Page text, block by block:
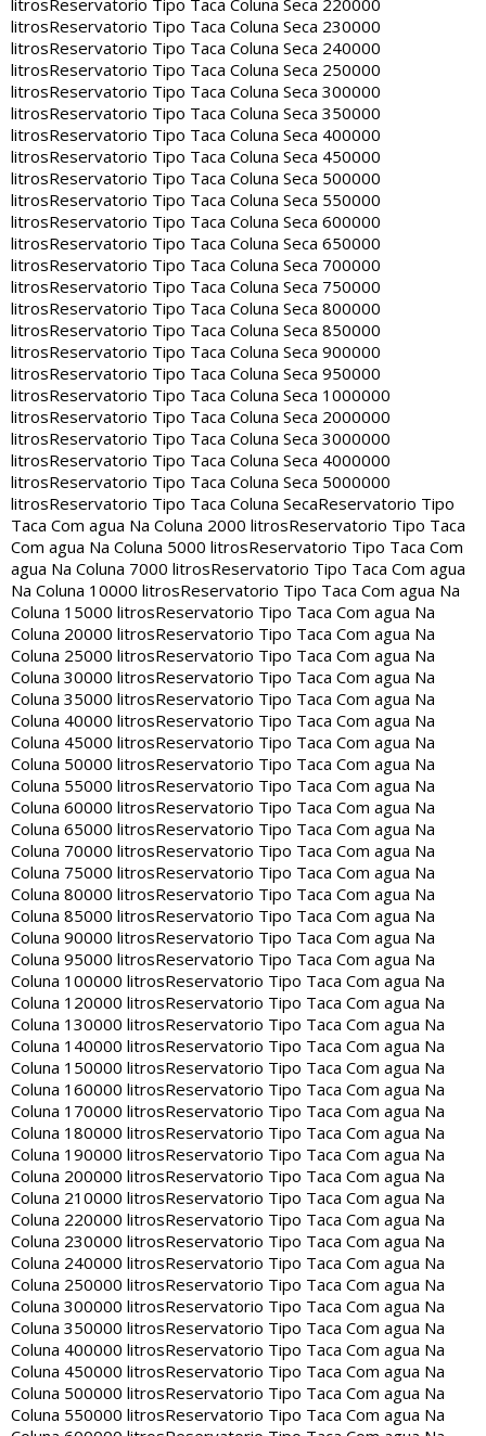
litrosReservatorio Tipo Taca Coluna Seca 220000
litrosReservatorio Tipo Taca Coluna Seca 230000
litrosReservatorio Tipo Taca Coluna Seca 240000
litrosReservatorio Tipo Taca Coluna Seca 250000
litrosReservatorio Tipo Taca Coluna Seca 300000
litrosReservatorio Tipo Taca Coluna Seca 350000
litrosReservatorio Tipo Taca Coluna Seca 400000
litrosReservatorio Tipo Taca Coluna Seca 450000
litrosReservatorio Tipo Taca Coluna Seca 500000
litrosReservatorio Tipo Taca Coluna Seca 550000
litrosReservatorio Tipo Taca Coluna Seca 600000
litrosReservatorio Tipo Taca Coluna Seca 650000
litrosReservatorio Tipo Taca Coluna Seca 700000
litrosReservatorio Tipo Taca Coluna Seca 750000
litrosReservatorio Tipo Taca Coluna Seca 800000
litrosReservatorio Tipo Taca Coluna Seca 850000
litrosReservatorio Tipo Taca Coluna Seca 900000
litrosReservatorio Tipo Taca Coluna Seca 950000
litrosReservatorio Tipo Taca Coluna Seca 1000000
litrosReservatorio Tipo Taca Coluna Seca 2000000
litrosReservatorio Tipo Taca Coluna Seca 3000000
litrosReservatorio Tipo Taca Coluna Seca 4000000
litrosReservatorio Tipo Taca Coluna Seca 5000000
litrosReservatorio Tipo Taca Coluna SecaReservatorio Tipo
Taca Com agua Na Coluna 2000 litrosReservatorio Tipo Taca
Com agua Na Coluna 5000 litrosReservatorio Tipo Taca Com
agua Na Coluna 7000 litrosReservatorio Tipo Taca Com agua
Na Coluna 10000 litrosReservatorio Tipo Taca Com agua Na
Coluna 15000 litrosReservatorio Tipo Taca Com agua Na
Coluna 20000 litrosReservatorio Tipo Taca Com agua Na
Coluna 25000 litrosReservatorio Tipo Taca Com agua Na
Coluna 30000 litrosReservatorio Tipo Taca Com agua Na
Coluna 35000 litrosReservatorio Tipo Taca Com agua Na
Coluna 40000 litrosReservatorio Tipo Taca Com agua Na
Coluna 45000 litrosReservatorio Tipo Taca Com agua Na
Coluna 50000 litrosReservatorio Tipo Taca Com agua Na
Coluna 55000 litrosReservatorio Tipo Taca Com agua Na
Coluna 60000 litrosReservatorio Tipo Taca Com agua Na
Coluna 65000 litrosReservatorio Tipo Taca Com agua Na
Coluna 70000 litrosReservatorio Tipo Taca Com agua Na
Coluna 75000 litrosReservatorio Tipo Taca Com agua Na
Coluna 80000 litrosReservatorio Tipo Taca Com agua Na
Coluna 85000 litrosReservatorio Tipo Taca Com agua Na
Coluna 90000 litrosReservatorio Tipo Taca Com agua Na
Coluna 95000 litrosReservatorio Tipo Taca Com agua Na
Coluna 100000 litrosReservatorio Tipo Taca Com agua Na
Coluna 120000 litrosReservatorio Tipo Taca Com agua Na
Coluna 130000 litrosReservatorio Tipo Taca Com agua Na
Coluna 140000 litrosReservatorio Tipo Taca Com agua Na
Coluna 150000 litrosReservatorio Tipo Taca Com agua Na
Coluna 160000 litrosReservatorio Tipo Taca Com agua Na
Coluna 170000 litrosReservatorio Tipo Taca Com agua Na
Coluna 180000 litrosReservatorio Tipo Taca Com agua Na
Coluna 190000 litrosReservatorio Tipo Taca Com agua Na
Coluna 200000 litrosReservatorio Tipo Taca Com agua Na
Coluna 210000 litrosReservatorio Tipo Taca Com agua Na
Coluna 220000 litrosReservatorio Tipo Taca Com agua Na
Coluna 230000 litrosReservatorio Tipo Taca Com agua Na
Coluna 240000 litrosReservatorio Tipo Taca Com agua Na
Coluna 250000 litrosReservatorio Tipo Taca Com agua Na
Coluna 300000 litrosReservatorio Tipo Taca Com agua Na
Coluna 350000 litrosReservatorio Tipo Taca Com agua Na
Coluna 400000 litrosReservatorio Tipo Taca Com agua Na
Coluna 450000 litrosReservatorio Tipo Taca Com agua Na
Coluna 500000 litrosReservatorio Tipo Taca Com agua Na
Coluna 550000 litrosReservatorio Tipo Taca Com agua Na